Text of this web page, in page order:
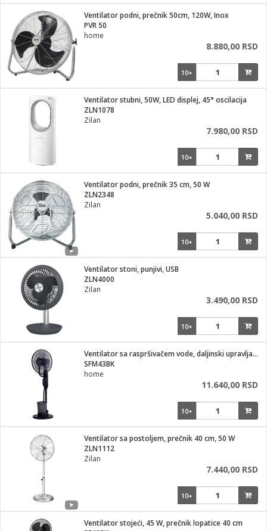
ostalo
Vitrine
pribor
materijal
i kutije
i oprema
brave
oprema
Ventilator podni, prečnik 50cm, 120W, Inox
PVR 50
home
8.880,00 RSD
10+
Ventilator stubni, 50W, LED displej, 45° oscilacija
ZLN1078
Zilan
7.980,00 RSD
10+
Ventilator podni, prečnik 35 cm, 50 W
ZLN2348
Zilan
5.040,00 RSD
10+
Ventilator stoni, punjivi, USB
ZLN4000
Zilan
3.490,00 RSD
10+
Ventilator sa raspršivačem vode, daljinski upravljač, 75 W
SFM43BK
home
11.640,00 RSD
10+
Ventilator sa postoljem, prečnik 40 cm, 50 W
ZLN1112
Zilan
7.440,00 RSD
10+
Ventilator stojeći, 45 W, prečnik lopatice 40 cm